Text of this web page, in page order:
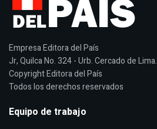
Empresa Editora del País
Jr, Quilca No. 324 - Urb. Cercado de Lima.
Copyright Editora del País
Todos los derechos reservados
Equipo de trabajo